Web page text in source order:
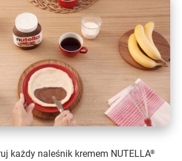
każdy naleśnik kremem NUTELLA®